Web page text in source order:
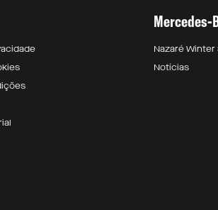
Mercedes-
Nazaré Winter
Notícias